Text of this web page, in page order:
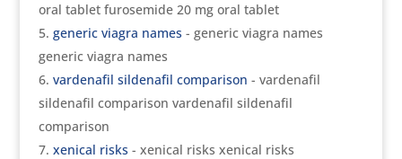
oral tablet furosemide 20 mg oral tablet
generic viagra names - generic viagra names
generic viagra names
vardenafil sildenafil comparison - vardenafil
sildenafil comparison vardenafil sildenafil
comparison
xenical risks - xenical risks xenical risks